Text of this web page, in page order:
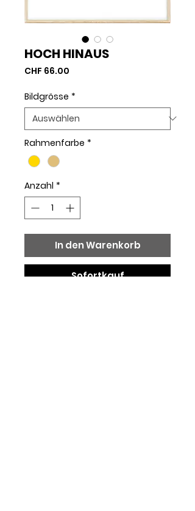
HOCH HINAUS
CHF 66.00
Bildgrösse *
Rahmenfarbe *
Anzahl *
In den Warenkorb
Sofortkauf